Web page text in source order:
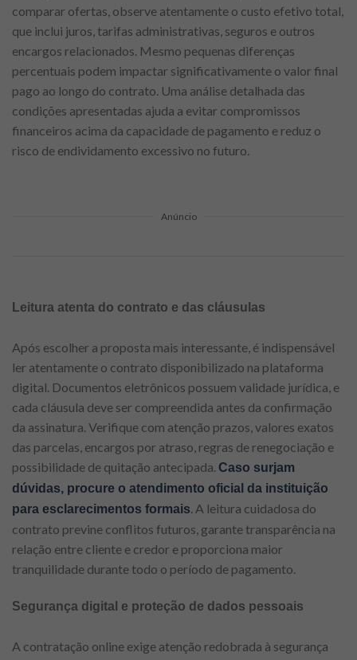
comparar ofertas, observe atentamente o custo efetivo total,
que inclui juros, tarifas administrativas, seguros e outros
encargos relacionados. Mesmo pequenas diferenças
percentuais podem impactar significativamente o valor final
pago ao longo do contrato. Uma análise detalhada das
condições apresentadas ajuda a evitar compromissos
financeiros acima da capacidade de pagamento e reduz o
risco de endividamento excessivo no futuro.
Anúncio
Leitura atenta do contrato e das cláusulas
Após escolher a proposta mais interessante, é indispensável
ler atentamente o contrato disponibilizado na plataforma
digital. Documentos eletrônicos possuem validade jurídica, e
cada cláusula deve ser compreendida antes da confirmação
da assinatura. Verifique com atenção prazos, valores exatos
das parcelas, encargos por atraso, regras de renegociação e
possibilidade de quitação antecipada. Caso surjam
dúvidas, procure o atendimento oficial da instituição
para esclarecimentos formais. A leitura cuidadosa do
contrato previne conflitos futuros, garante transparência na
relação entre cliente e credor e proporciona maior
tranquilidade durante todo o período de pagamento.
Segurança digital e proteção de dados pessoais
A contratação online exige atenção redobrada à segurança